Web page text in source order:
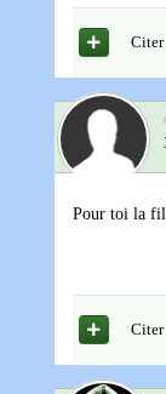
Citer
Pour toi la
Citer